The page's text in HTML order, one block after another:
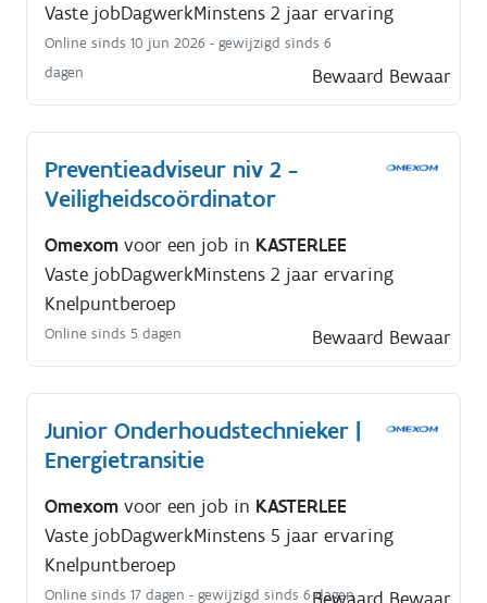
Vaste jobDagwerkMinstens 2 jaar ervaring
Online sinds 10 jun 2026 - gewijzigd sinds 6
dagen
Bewaard Bewaar
Preventieadviseur niv 2 -
Veiligheidscoördinator
Omexom voor een job in KASTERLEE
Vaste jobDagwerkMinstens 2 jaar ervaring
Knelpuntberoep
Online sinds 5 dagen Bewaard Bewaar
Junior Onderhoudstechnieker |
Energietransitie
Omexom voor een job in KASTERLEE
Vaste jobDagwerkMinstens 5 jaar ervaring
Knelpuntberoep
Online sinds 17 dagen - gewijzigd sinds 6 dagen